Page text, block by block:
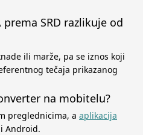
SRD razlikuje od
ili marže, pa se iznos koji
tečaja prikazanog
na mobitelu?
preglednicima, a aplikacija
Android.